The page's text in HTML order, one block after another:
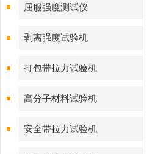
屈服强度测试仪
剥离强度试验机
打包带拉力试验机
高分子材料试验机
安全带拉力试验机